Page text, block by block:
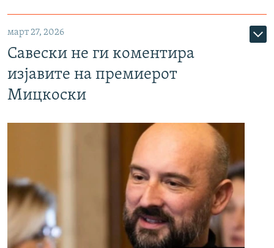
март 27, 2026
Савески не ги коментира
изјавите на премиерот
Мицкоски